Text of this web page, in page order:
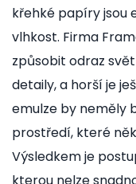
křehké papíry jsou
vlhkost. Firma
způsobit odraz
detaily, a horší je
emulze by neměly
prostředí, které
Výsledkem je